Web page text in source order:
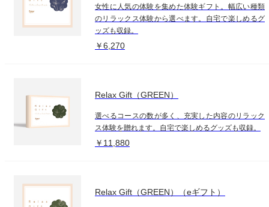
女性に人気の体験を集めた体験ギフト。幅広い種類
のリラックス体験から選べます。自宅で楽しめるグ
ッズも収録。
￥6,270
Relax Gift（GREEN）
選べるコースの数が多く、充実した内容のリラック
ス体験を贈れます。自宅で楽しめるグッズも収録。
￥11,880
Relax Gift（GREEN）（eギフト）